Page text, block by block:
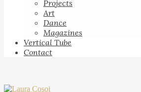
Projects
Art
Dance
Magazines
Vertical Tube
Contact